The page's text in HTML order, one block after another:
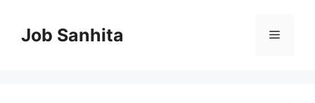
contentJob Sanhita Menu